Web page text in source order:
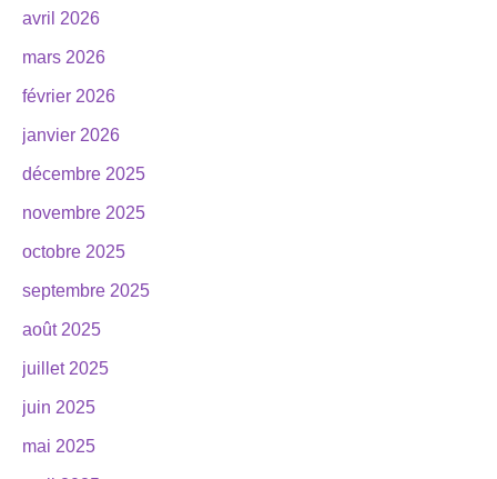
avril 2026
mars 2026
février 2026
janvier 2026
décembre 2025
novembre 2025
octobre 2025
septembre 2025
août 2025
juillet 2025
juin 2025
mai 2025